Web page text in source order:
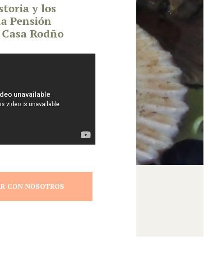
y los
Pensión
Rodño
CON NOSOTROS